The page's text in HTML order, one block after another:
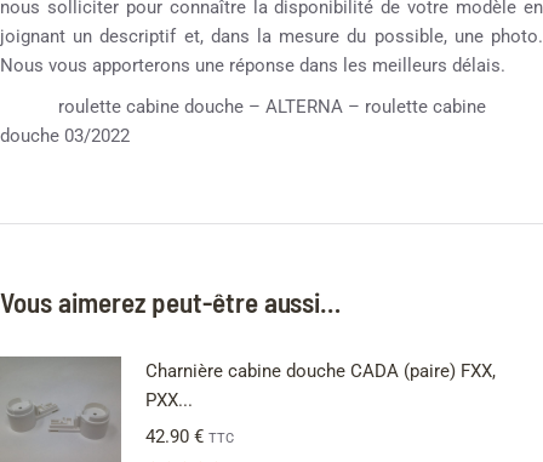
nous solliciter pour connaître la disponibilité de votre modèle en
joignant un descriptif et, dans la mesure du possible, une photo.
Nous vous apporterons une réponse dans les meilleurs délais.
roulette cabine douche – ALTERNA – roulette cabine
douche 03/2022
Vous aimerez peut-être aussi…
Charnière cabine douche CADA (paire) FXX,
PXX...
42.90 € TTC